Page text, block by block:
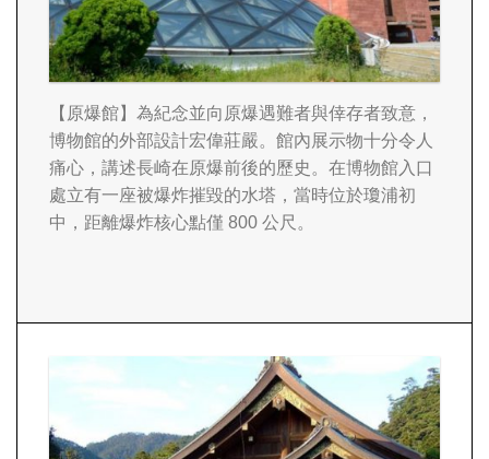
【原爆館】 為紀念並向原爆遇難者與倖存者致意，
博物館的外部設計宏偉莊嚴。館內展示物十分令人
痛心，講述長崎在原爆前後的歷史。在博物館入口
處立有一座被爆炸摧毀的水塔，當時位於瓊浦初
中，距離爆炸核心點僅 800 公尺。